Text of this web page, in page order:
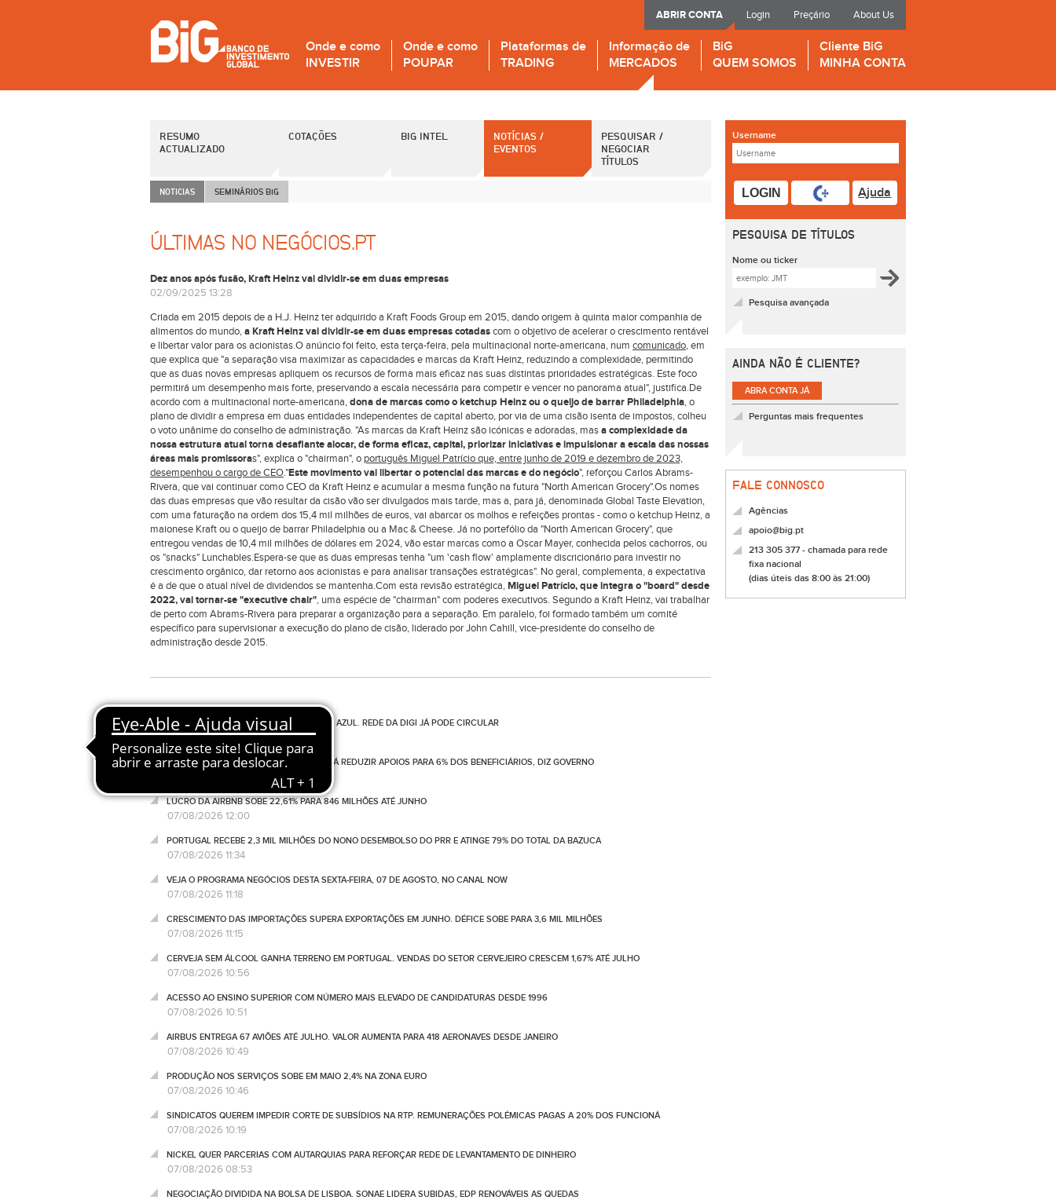
Login Preçário About Us
ABRIR CONTA
Onde e como
INVESTIR
Onde e como
POUPAR
Plataformas de
TRADING
Informação de
MERCADOS
BiG
QUEM SOMOS
Cliente BiG
MINHA CONTA
RESUMO
ACTUALIZADO
COTAÇÕES BIG INTEL
NOTÍCIAS /
EVENTOS
PESQUISAR /
NEGOCIAR
TÍTULOS
NOTICIAS SEMINÁRIOS BiG
ÚLTIMAS NO NEGÓCIOS.PT
Dez anos após fusão, Kraft Heinz vai dividir-se em duas empresas
02/09/2025 13:28
Criada em 2015 depois de a H.J. Heinz ter adquirido a Kraft Foods Group em 2015, dando origem à quinta maior companhia de
alimentos do mundo,a Kraft Heinz vaidividir-se em duas empresas cotadascom o objetivo de acelerar o crescimento rentável
e libertar valor para os acionistas.O anúncio foi feito, esta terça-feira, pela multinacional norte-americana, num comunicado, em
que explica que "a separação visa maximizar as capacidades e marcas da Kraft Heinz, reduzindo a complexidade, permitindo
que as duas novas empresas apliquem os recursos de forma mais eficaz nas suas distintas prioridades estratégicas. Este foco
permitirá um desempenho mais forte, preservando a escala necessária para competir e vencer no panorama atual", justifica.De
acordo com a multinacional norte-americana,dona de marcas como o ketchup Heinz ou o queijo de barrar Philadelphia, o
plano de dividir a empresa em duas entidades independentes de capital aberto, por via de uma cisão isenta de impostos, colheu
o voto unânime do conselho de administração. "As marcas da Kraft Heinz são icónicas e adoradas, masa complexidade da
nossa estrutura atual torna desafiante alocar, de forma eficaz, capital, priorizar iniciativas e impulsionar a escala das nossas
áreas mais promissoras", explica o "chairman", o português Miguel Patrício que, entre junho de 2019 e dezembro de 2023,
desempenhou o cargo de CEO."Este movimento vai libertar o potencial das marcas e do negócio", reforçou Carlos Abrams-
Rivera, que vai continuar como CEO da Kraft Heinz e acumular a mesma função na futura "North American Grocery".Os nomes
das duas empresas que vão resultar da cisão vão ser divulgados mais tarde, mas a, para já, denominada Global Taste Elevation,
com uma faturação na ordem dos 15,4 mil milhões de euros, vai abarcar os molhos e refeições prontas - como o ketchup Heinz, a
maionese Kraft ou o queijo de barrar Philadelphia ou a Mac & Cheese. Já no portefólio da "North American Grocery", que
entregou vendas de 10,4 mil milhões de dólares em 2024, vão estar marcas como a Oscar Mayer, conhecida pelos cachorros, ou
os "snacks" Lunchables.Espera-se que as duas empresas tenha "um 'cash flow' amplamente discricionário para investir no
crescimento orgânico, dar retorno aos acionistas e para analisar transações estratégicas". No geral, complementa, a expectativa
é a de que o atual nível de dividendos se mantenha.Com esta revisão estratégica,Miguel Patrício, que integra o "board" desde
2022, vai tornar-se "executive chair", uma espécie de "chairman" com poderes executivos. Segundo a Kraft Heinz, vai trabalhar
de perto com Abrams-Rivera para preparar a organização para a separação. Em paralelo, foi formado também um comité
específico para supervisionar a execução do plano de cisão, liderado por John Cahill, vice-presidente do conselho de
administração desde 2015.
MEO FINALIZA MODERNIZAÇÃO DA LINHA AZUL. REDE DA DIGI JÁ PODE CIRCULAR
07/08/2026 15:07
NOVA PRESTAÇÃO SOCIAL ÚNICA PODERÁ REDUZIR APOIOS PARA 6% DOS BENEFICIÁRIOS, DIZ GOVERNO
LUCRO DA AIRBNB SOBE 22,61% PARA 846 MILHÕES ATÉ JUNHO
07/08/2026 12:00
PORTUGAL RECEBE 2,3 MIL MILHÕES DO NONO DESEMBOLSO DO PRR E ATINGE 79% DO TOTAL DA BAZUCA
07/08/2026 11:34
VEJA O PROGRAMA NEGÓCIOS DESTA SEXTA-FEIRA, 07 DE AGOSTO, NO CANAL NOW
07/08/2026 11:18
CRESCIMENTO DAS IMPORTAÇÕES SUPERA EXPORTAÇÕES EM JUNHO. DÉFICE SOBE PARA 3,6 MIL MILHÕES
07/08/2026 11:15
CERVEJA SEM ÁLCOOL GANHA TERRENO EM PORTUGAL. VENDAS DO SETOR CERVEJEIRO CRESCEM 1,67% ATÉ JULHO
07/08/2026 10:56
ACESSO AO ENSINO SUPERIOR COM NÚMERO MAIS ELEVADO DE CANDIDATURAS DESDE 1996
07/08/2026 10:51
AIRBUS ENTREGA 67 AVIÕES ATÉ JULHO. VALOR AUMENTA PARA 418 AERONAVES DESDE JANEIRO
07/08/2026 10:49
PRODUÇÃO NOS SERVIÇOS SOBE EM MAIO 2,4% NA ZONA EURO
07/08/2026 10:46
SINDICATOS QUEREM IMPEDIR CORTE DE SUBSÍDIOS NA RTP. REMUNERAÇÕES POLÉMICAS PAGAS A 20% DOS FUNCIONÁ
07/08/2026 10:19
NICKEL QUER PARCERIAS COM AUTARQUIAS PARA REFORÇAR REDE DE LEVANTAMENTO DE DINHEIRO
07/08/2026 08:53
NEGOCIAÇÃO DIVIDIDA NA BOLSA DE LISBOA. SONAE LIDERA SUBIDAS, EDP RENOVÁVEIS AS QUEDAS
Username
LOGIN Ajuda
PESQUISA DE TÍTULOS
Nome ou ticker
Pesquisa avançada
AINDA NÃO É CLIENTE?
ABRA CONTA JÁ
Perguntas mais frequentes
FALE CONNOSCO
Agências
apoio@big.pt
213 305 377 - chamada para rede
fixa nacional
(dias úteis das 8:00 às 21:00)